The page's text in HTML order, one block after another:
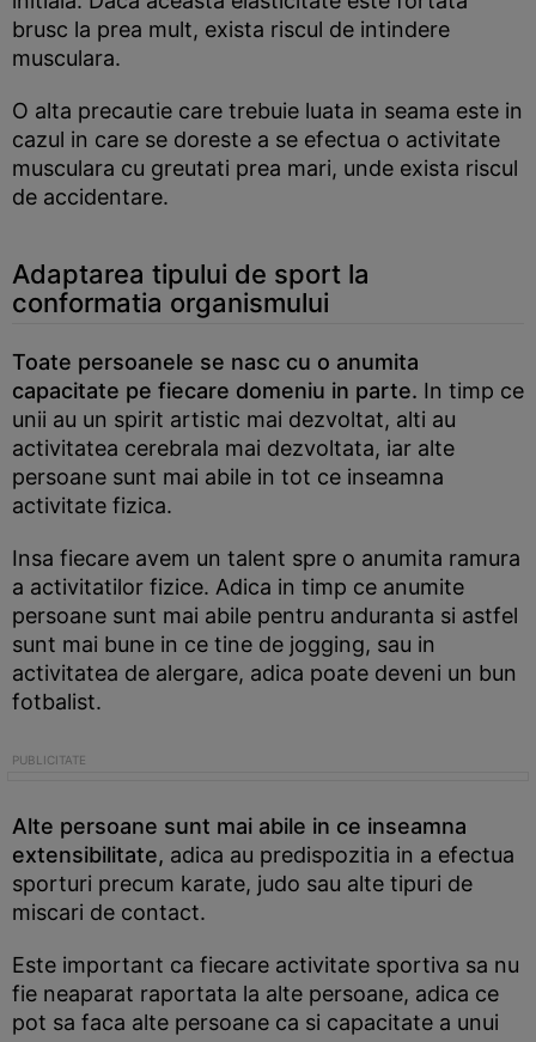
brusc la prea mult, exista riscul de intindere
musculara.
O alta precautie care trebuie luata in seama este in
cazul in care se doreste a se efectua o activitate
musculara cu greutati prea mari, unde exista riscul
de accidentare.
Adaptarea tipului de sport la
conformatia organismului
Toate persoanele se nasc cu o anumita
capacitate pe fiecare domeniu in parte. In timp ce
unii au un spirit artistic mai dezvoltat, alti au
activitatea cerebrala mai dezvoltata, iar alte
persoane sunt mai abile in tot ce inseamna
activitate fizica.
Insa fiecare avem un talent spre o anumita ramura
a activitatilor fizice. Adica in timp ce anumite
persoane sunt mai abile pentru anduranta si astfel
sunt mai bune in ce tine de jogging, sau in
activitatea de alergare, adica poate deveni un bun
fotbalist.
Alte persoane sunt mai abile in ce inseamna
extensibilitate, adica au predispozitia in a efectua
sporturi precum karate, judo sau alte tipuri de
miscari de contact.
Este important ca fiecare activitate sportiva sa nu
fie neaparat raportata la alte persoane, adica ce
pot sa faca alte persoane ca si capacitate a unui